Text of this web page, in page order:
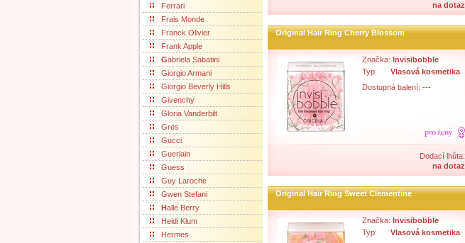
Ferrari
Frais Monde
Franck Olivier
Frank Apple
Gabriela Sabatini
Giorgio Armani
Giorgio Beverly Hills
Givenchy
Gloria Vanderbilt
Gres
Gucci
Guerlain
Guess
Guy Laroche
Gwen Stefani
Halle Berry
Heidi Klum
Hermes
na dotaz
Original Hair Ring Cherry Blossom
Značka: Invisibobble
Typ:
Vlasová kosmetika
Dostupná balení: ---
Dodací lhůta:
na dotaz
Original Hair Ring Sweet Clementine
Značka: Invisibobble
Typ:
Vlasová kosmetika